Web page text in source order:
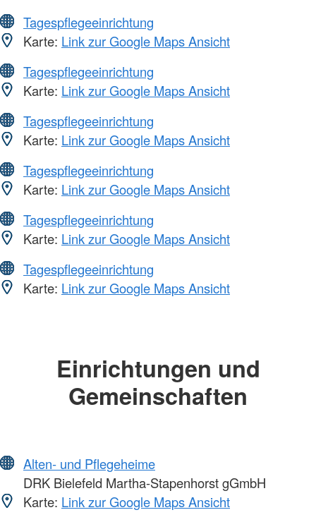
Tagespflegeeinrichtung
Karte: Link zur Google Maps Ansicht
Tagespflegeeinrichtung
Karte: Link zur Google Maps Ansicht
Tagespflegeeinrichtung
Karte: Link zur Google Maps Ansicht
Tagespflegeeinrichtung
Karte: Link zur Google Maps Ansicht
Tagespflegeeinrichtung
Karte: Link zur Google Maps Ansicht
Tagespflegeeinrichtung
Karte: Link zur Google Maps Ansicht
Einrichtungen und
Gemeinschaften
Alten- und Pflegeheime
DRK Bielefeld Martha-Stapenhorst gGmbH
Karte: Link zur Google Maps Ansicht